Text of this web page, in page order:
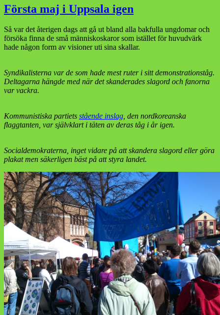
maj
i
ännu
en
gång
Första maj i Uppsala igen
Så var det återigen dags att gå ut bland alla bakfulla ungdomar och
försöka finna de små människoskaror som istället för huvudvärk
hade någon form av visioner uti sina skallar.
Syndikalisterna var de som hade mest ruter i sitt demonstrationståg.
Deltagarna hängde med när det skanderades slagord och fanorna
var vackra.
Kommunistiska partiets stående inslag, den nordkoreanska
flaggtanten, var självklart i täten av deras tåg i år igen.
Socialdemokraterna, inget vidare på att skandera slagord eller göra
plakat men säkerligen bäst på att styra landet.